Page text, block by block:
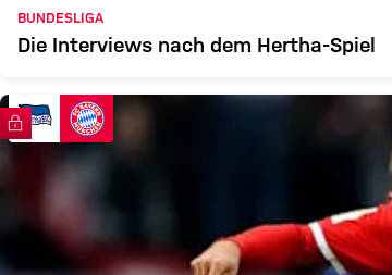
BUNDESLIGA
Die Interviews nach dem Hertha-Spiel
FC Bayern TV PLUS